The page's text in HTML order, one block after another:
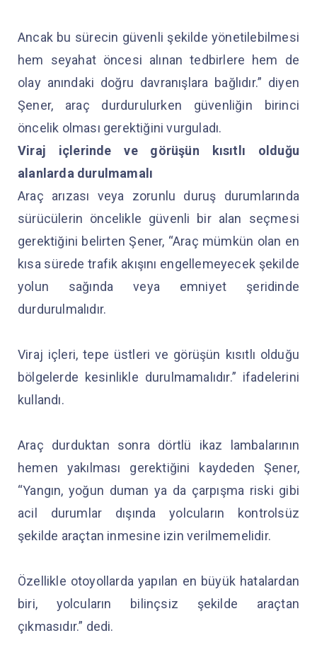
Ancak bu sürecin güvenli şekilde yönetilebilmesi
hem seyahat öncesi alınan tedbirlere hem de
olay anındaki doğru davranışlara bağlıdır.” diyen
Şener, araç durdurulurken güvenliğin birinci
öncelik olması gerektiğini vurguladı.
Viraj içlerinde ve görüşün kısıtlı olduğu
alanlarda durulmamalı
Araç arızası veya zorunlu duruş durumlarında
sürücülerin öncelikle güvenli bir alan seçmesi
gerektiğini belirten Şener, “Araç mümkün olan en
kısa sürede trafik akışını engellemeyecek şekilde
yolun sağında veya emniyet şeridinde
durdurulmalıdır.
Viraj içleri, tepe üstleri ve görüşün kısıtlı olduğu
bölgelerde kesinlikle durulmamalıdır.” ifadelerini
kullandı.
Araç durduktan sonra dörtlü ikaz lambalarının
hemen yakılması gerektiğini kaydeden Şener,
“Yangın, yoğun duman ya da çarpışma riski gibi
acil durumlar dışında yolcuların kontrolsüz
şekilde araçtan inmesine izin verilmemelidir.
Özellikle otoyollarda yapılan en büyük hatalardan
biri, yolcuların bilinçsiz şekilde araçtan
çıkmasıdır.” dedi.